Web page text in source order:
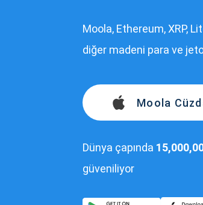
Moola, Ethereum, XRP,
diğer madeni para ve
Moola
Dünya çapında
güveniliyor